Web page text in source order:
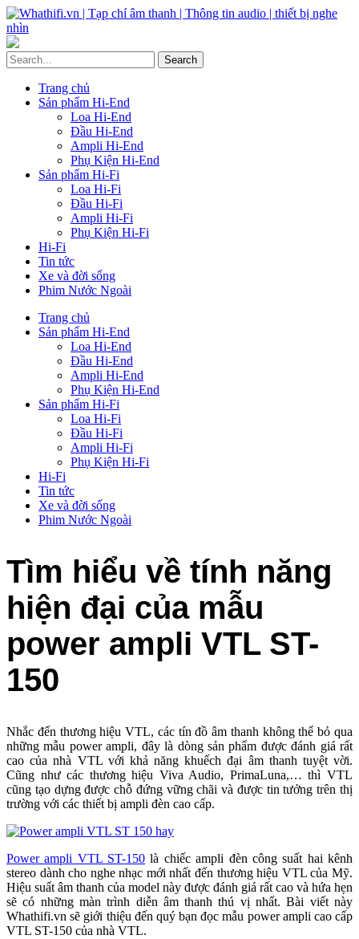
Trang chủ
Sản phẩm Hi-End
Loa Hi-End
Đầu Hi-End
Ampli Hi-End
Phụ Kiện Hi-End
Sản phẩm Hi-Fi
Loa Hi-Fi
Đầu Hi-Fi
Ampli Hi-Fi
Phụ Kiện Hi-Fi
Hi-Fi
Tin tức
Xe và đời sống
Phim Nước Ngoài
Trang chủ
Sản phẩm Hi-End
Loa Hi-End
Đầu Hi-End
Ampli Hi-End
Phụ Kiện Hi-End
Sản phẩm Hi-Fi
Loa Hi-Fi
Đầu Hi-Fi
Ampli Hi-Fi
Phụ Kiện Hi-Fi
Hi-Fi
Tin tức
Xe và đời sống
Phim Nước Ngoài
Tìm hiểu về tính năng
hiện đại của mẫu
power ampli VTL ST-
150
Nhắc đến thương hiệu VTL, các tín đồ âm thanh không thể bỏ qua
những mẫu power ampli, đây là dòng sản phẩm được đánh giá rất
cao của nhà VTL với khả năng khuếch đại âm thanh tuyệt vời.
Cũng như các thương hiệu Viva Audio, PrimaLuna,… thì VTL
cũng tạo dựng được chỗ đứng vững chãi và được tin tưởng trên thị
trường với các thiết bị ampli đèn cao cấp.
Power ampli VTL ST-150 là chiếc ampli đèn công suất hai kênh
stereo dành cho nghe nhạc mới nhất đến thương hiệu VTL của Mỹ.
Hiệu suất âm thanh của model này được đánh giá rất cao và hứa hẹn
sẽ có những màn trình diễn âm thanh thú vị nhất. Bài viết này
Whathifi.vn sẽ giới thiệu đến quý bạn đọc mẫu power ampli cao cấp
VTL ST-150 của nhà VTL.